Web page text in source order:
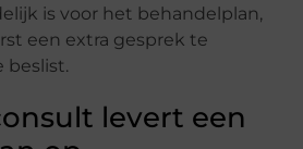
is voor het behandelplan,
een extra gesprek te
beslist.
levert een